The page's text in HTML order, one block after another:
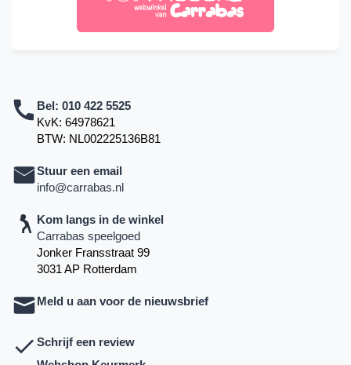
Bel: 010 422 5525
KvK: 64978621
BTW: NL002225136B81
Stuur een email
info@carrabas.nl
Kom langs in de winkel
Carrabas speelgoed
Jonker Fransstraat 99
3031 AP Rotterdam
Meld u aan voor de nieuwsbrief
Schrijf een review